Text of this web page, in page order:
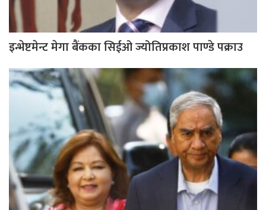
इन्भेष्टमेन्ट मेगा बैंकका सिईओ ज्योतिप्रकाश पाण्डे पक्राउ